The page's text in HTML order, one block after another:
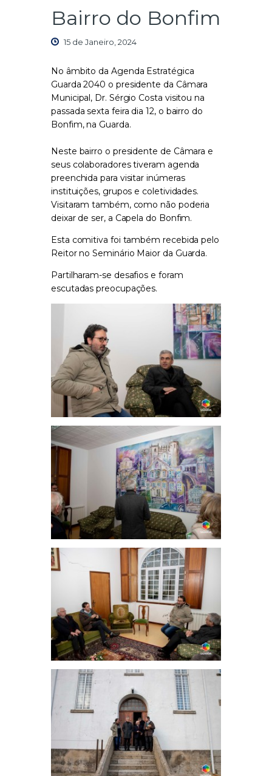
Bairro do Bonfim
15 de Janeiro, 2024
No âmbito da Agenda Estratégica
Guarda 2040 o presidente da Câmara
Municipal, Dr. Sérgio Costa visitou na
passada sexta feira dia 12, o bairro do
Bonfim, na Guarda.
Neste bairro o presidente de Câmara e
seus colaboradores tiveram agenda
preenchida para visitar inúmeras
instituições, grupos e coletividades.
Visitaram também, como não poderia
deixar de ser, a Capela do Bonfim.
Esta comitiva foi também recebida pelo
Reitor no Seminário Maior da Guarda.
Partilharam-se desafios e foram
escutadas preocupações.